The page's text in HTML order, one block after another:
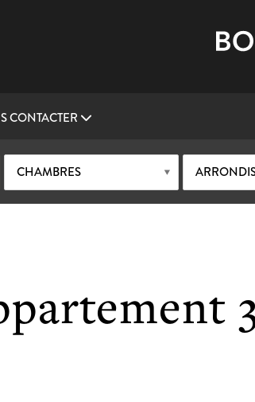
CONTACTER
CHAMBRES